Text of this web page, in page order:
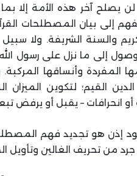
لن يصلح آخر هذه الأمة إلا
إلى بيان المصطلحات
والسنة الشريفة. ولا
إلى ما نزل على رسول
المفردة وأنساقها
القيم؛ لتكوين الميزان
أو انحرافات – يقبل أو يرفض
إذن هو تجديد فهم المصطلح
جرد من تحريف الغالين وتأويل